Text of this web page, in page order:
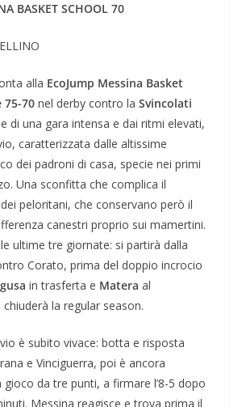
BASKET SCHOOL 70
alla EcoJump Messina Basket
75-70 nel derby contro la Svincolati
di una gara intensa e dai ritmi elevati,
caratterizzata dalle altissime
dei padroni di casa, specie nei primi
Una sconfitta che complica il
peloritani, che conservano però il
canestri proprio sui mamertini.
ultime tre giornate: si partirà dalla
Corato, prima del doppio incrocio
in trasferta e Matera al
chiuderà la regular season.
è subito vivace: botta e risposta
e Vinciguerra, poi è ancora
da tre punti, a firmare l’8-5 dopo
Messina reagisce e trova prima il